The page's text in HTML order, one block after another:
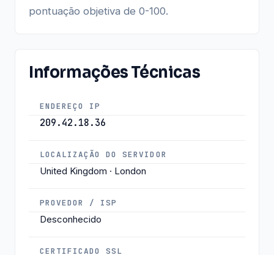
pontuação objetiva de 0-100.
Informações Técnicas
ENDEREÇO IP
209.42.18.36
LOCALIZAÇÃO DO SERVIDOR
United Kingdom · London
PROVEDOR / ISP
Desconhecido
CERTIFICADO SSL